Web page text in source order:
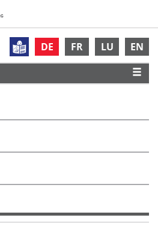
DE FR LU EN